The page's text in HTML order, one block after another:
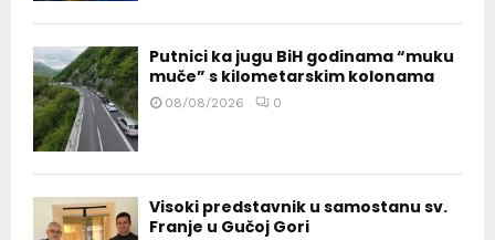
Putnici ka jugu BiH godinama “muku
muče” s kilometarskim kolonama
08/08/2026 0
Visoki predstavnik u samostanu sv.
Franje u Gučoj Gori